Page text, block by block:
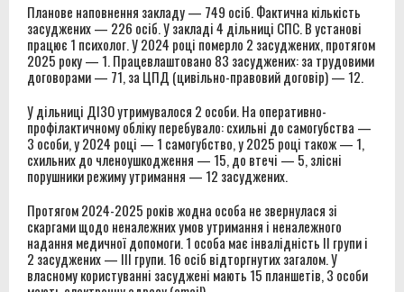
Планове наповнення закладу — 749 осіб. Фактична кількість
засуджених — 226 осіб. У закладі 4 дільниці СПС. В установі
працює 1 психолог. У 2024 році померло 2 засуджених, протягом
2025 року — 1. Працевлаштовано 83 засуджених: за трудовими
договорами — 71, за ЦПД (цивільно-правовий договір) — 12.
У дільниці ДІЗО утримувалося 2 особи. На оперативно-
профілактичному обліку перебувало: схильні до самогубства —
3 особи, у 2024 році — 1 самогубство, у 2025 році також — 1,
схильних до членоушкодження — 15, до втечі — 5, злісні
порушники режиму утримання — 12 засуджених.
Протягом 2024-2025 років жодна особа не звернулася зі
скаргами щодо неналежних умов утримання і неналежного
надання медичної допомоги. 1 особа має інвалідність ІІ групи і
2 засуджених — ІІІ групи. 16 осіб відторгнутих загалом. У
власному користуванні засуджені мають 15 планшетів, 3 особи